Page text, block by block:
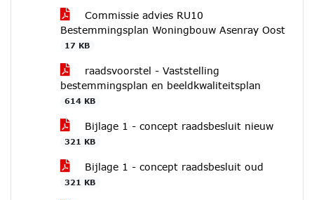
Commissie advies RU10
Bestemmingsplan Woningbouw Asenray Oost
17 KB
raadsvoorstel - Vaststelling
bestemmingsplan en beeldkwaliteitsplan
614 KB
Bijlage 1 - concept raadsbesluit nieuw
321 KB
Bijlage 1 - concept raadsbesluit oud
321 KB